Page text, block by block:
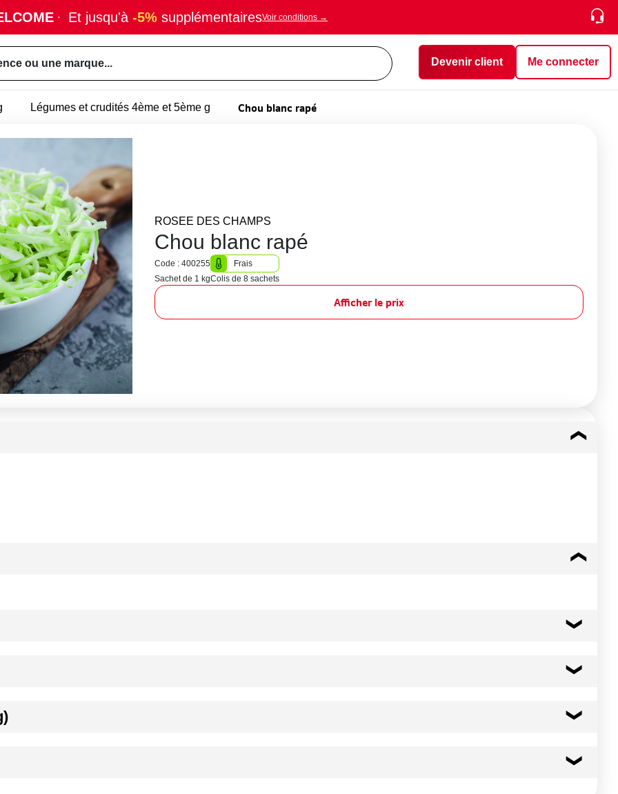
· Et jusqu'à -5% supplémentairesVoir conditions →
ou une marque... Devenir client Me connecter
Légumes et crudités 4ème et 5ème g Chou blanc rapé
ROSEE DES CHAMPS
Chou blanc rapé
Code : 400255
Frais
Sachet de 1 kgColis de 8 sachets
Afficher le prix
de Transgourmet Opérations